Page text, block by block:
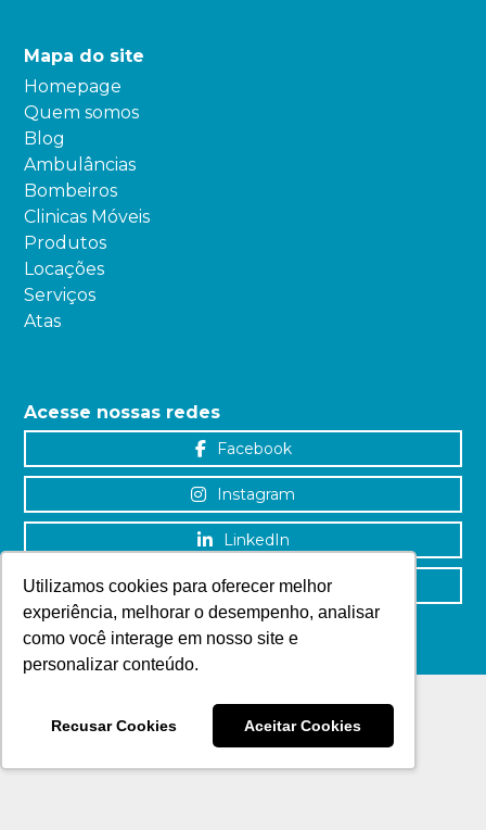
Utilizamos cookies para oferecer melhor
experiência, melhorar o desempenho, analisar
como você interage em nosso site e
personalizar conteúdo.
Recusar Cookies Aceitar Cookies
Mapa do site
Homepage
Quem somos
Blog
Ambulâncias
Bombeiros
Clinicas Móveis
Produtos
Locações
Serviços
Atas
Acesse nossas redes
Facebook
Instagram
LinkedIn
YouTube